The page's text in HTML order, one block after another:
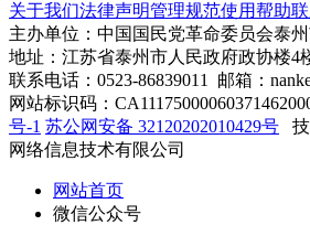
关于我们法律声明管理规范使用帮助
主办单位：中国国民党革命委员会泰
地址：江苏省泰州市人民政府政协楼4
联系电话：0523-86839011 邮箱：
网站标识码：
号-1 苏公网安备 32120202010429号
网络信息技术有限公司
网站首页
微信公众号